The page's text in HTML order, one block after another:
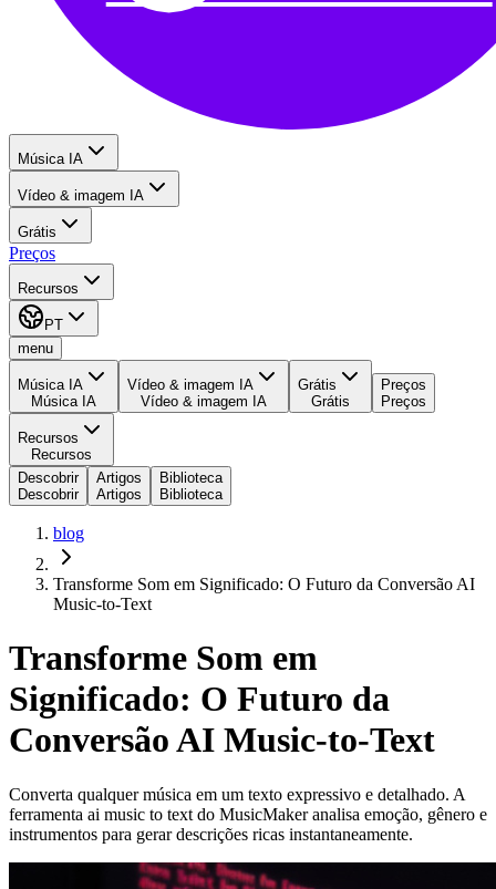
Música IA
Vídeo & imagem IA
Grátis
Preços
Recursos
PT
menu
Música IA
Música IA
Vídeo & imagem IA
Vídeo & imagem IA
Grátis
Grátis
Preços
Preços
Recursos
Recursos
Descobrir
Descobrir
Artigos
Artigos
Biblioteca
Biblioteca
blog
Transforme Som em Significado: O Futuro da Conversão AI
Music-to-Text
Transforme Som em
Significado: O Futuro da
Conversão AI Music-to-Text
Converta qualquer música em um texto expressivo e detalhado. A
ferramenta ai music to text do MusicMaker analisa emoção, gênero e
instrumentos para gerar descrições ricas instantaneamente.